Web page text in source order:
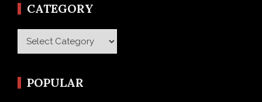
CATEGORY
Category
POPULAR